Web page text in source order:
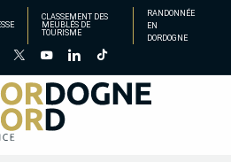
CLASSEMENT DES
MEUBLÉS DE
TOURISME
RANDONNÉE
EN
DORDOGNE